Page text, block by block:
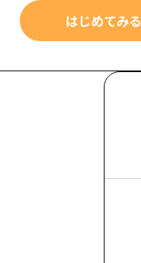
はじめてみる